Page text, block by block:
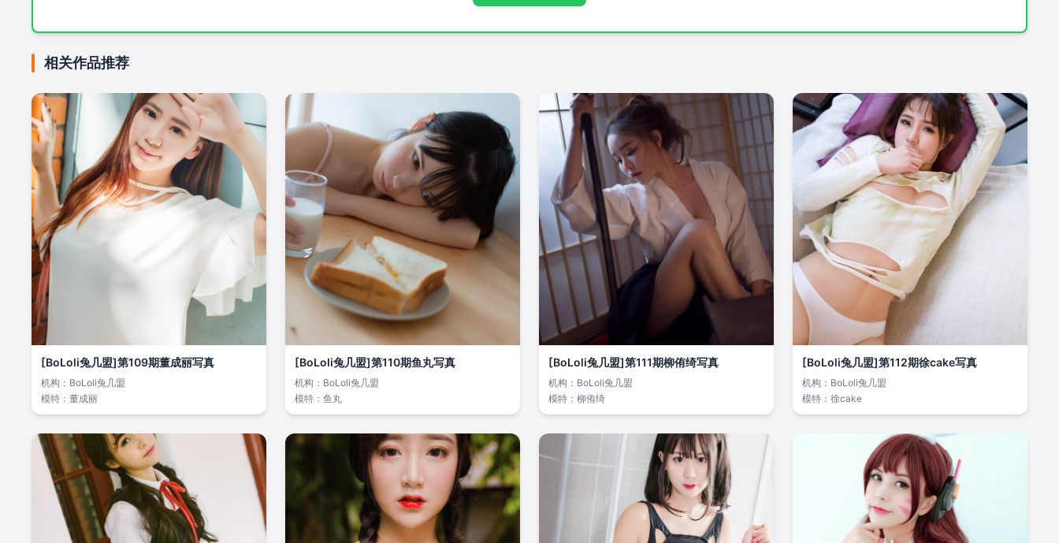
相关作品推荐
[BoLoli兔几盟]第109期董成丽写真
机构： BoLoli兔几盟
模特： 董成丽
[BoLoli兔几盟]第110期鱼丸写真
机构： BoLoli兔几盟
模特： 鱼丸
[BoLoli兔几盟]第111期柳侑绮写真
机构： BoLoli兔几盟
模特： 柳侑绮
[BoLoli兔几盟]第112期徐cake写真
机构： BoLoli兔几盟
模特： 徐cake